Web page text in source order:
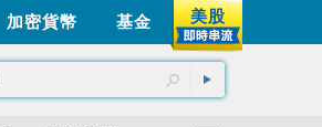
美股
基金
加密貨幣